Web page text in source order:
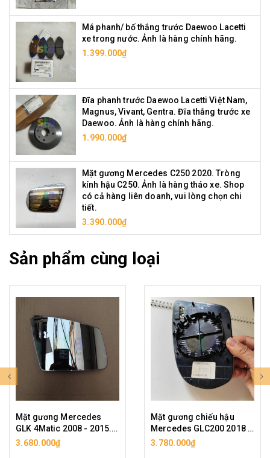
Má phanh/ bố thắng trước Daewoo Lacetti
xe trong nước. Ảnh là hàng chính hãng.
1.399.000₫
Đĩa phanh trước Daewoo Lacetti Việt Nam,
Magnus, Vivant, Gentra. Đĩa thắng trước xe
Daewoo. Ảnh là hàng chính hãng.
1.990.000₫
Mặt gương Mercedes C250 2020. Tròng
kính hậu C250. Ảnh là hàng tháo xe. Shop
có cả hàng liên doanh, vui lòng chọn chi
tiết.
3.390.000₫
Sản phẩm cùng loại
Mặt gương Mercedes
GLK 4Matic 2008 - 2015.
Tròng kính hậu GLK 300,
3.680.000₫
Mặt gương chiếu hậu
Mercedes GLC200 2018 -
2022. Ảnh là hàng bãi.
3.780.000₫